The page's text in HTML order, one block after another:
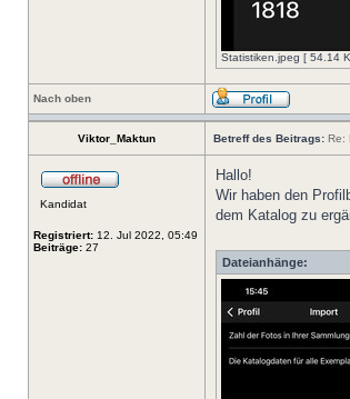
Statistiken.jpeg [ 54.14
Nach oben
Viktor_Maktun Betreff des Beitrags: Re:
Kandidat
Registriert: 12. Jul 2022, 05:49
Beiträge: 27
Hallo!
Wir haben den
dem Katalog zu
Dateianhänge: